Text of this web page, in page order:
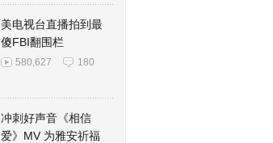
美电视台直播拍到最
傻FBI翻围栏
580,627 180
冲刺好声音《相信
爱》MV 为雅安祈福